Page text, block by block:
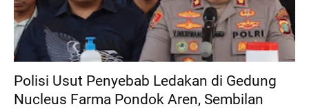
Polisi Usut Penyebab Ledakan di Gedung
Nucleus Farma Pondok Aren, Sembilan